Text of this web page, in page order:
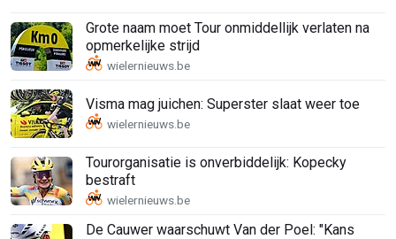
Grote naam moet Tour onmiddellijk verlaten na
opmerkelijke strijd
Visma mag juichen: Superster slaat weer toe
Tourorganisatie is onverbiddelijk: Kopecky
bestraft
De Cauwer waarschuwt Van der Poel: "Kans